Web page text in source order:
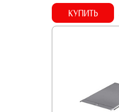
КУПИТЬ